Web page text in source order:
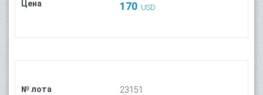
Цена 170 USD
№ лота 23151